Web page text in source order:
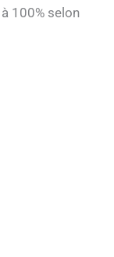
100% selon